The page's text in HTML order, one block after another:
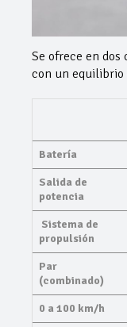
Se ofrece en
con un
Batería
Salida de
potencia
Sistema de
propulsión
Par
(combinado)
0 a 100 km/h